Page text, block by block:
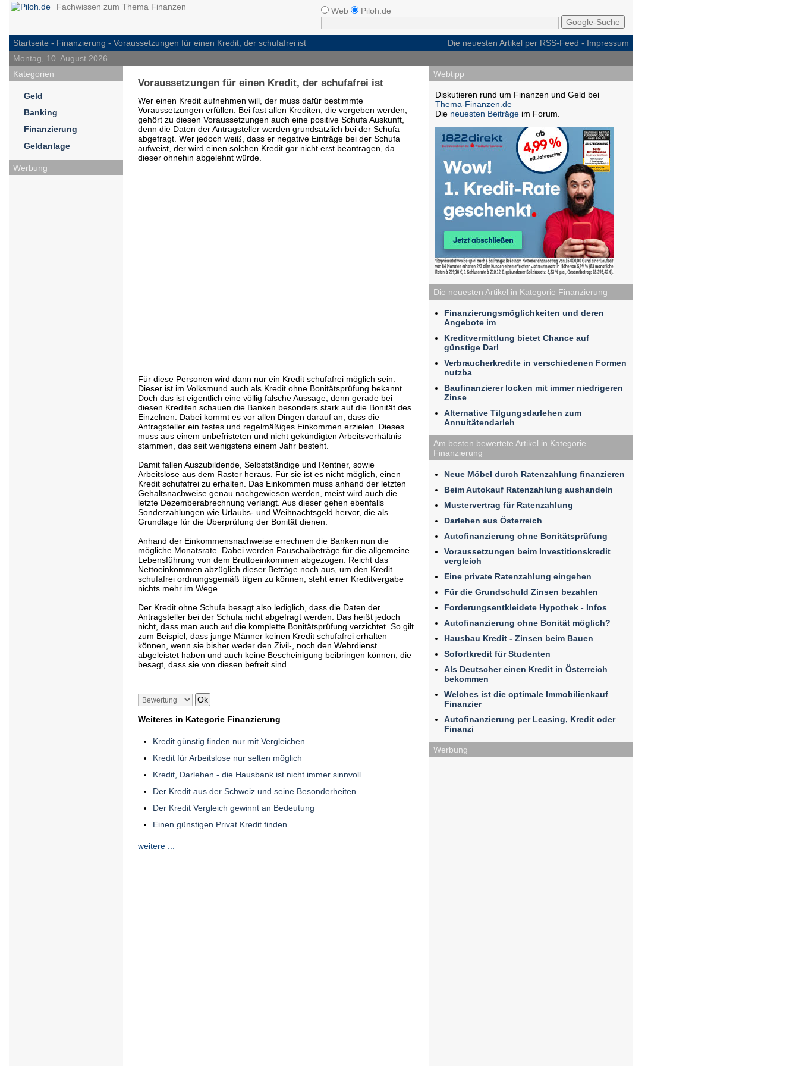
Fachwissen zum Thema Finanzen Web Piloh.de
Startseite - Finanzierung - Voraussetzungen für einen Kredit, der schufafrei ist Die neuesten Artikel per RSS-Feed - Impressum
Montag, 10. August 2026
Kategorien
Geld
Banking
Finanzierung
Geldanlage
Werbung
Voraussetzungen für einen Kredit, der schufafrei ist
Wer einen Kredit aufnehmen will, der muss dafür bestimmte
Voraussetzungen erfüllen. Bei fast allen Krediten, die vergeben werden,
gehört zu diesen Voraussetzungen auch eine positive Schufa Auskunft,
denn die Daten der Antragsteller werden grundsätzlich bei der Schufa
abgefragt. Wer jedoch weiß, dass er negative Einträge bei der Schufa
aufweist, der wird einen solchen Kredit gar nicht erst beantragen, da
dieser ohnehin abgelehnt würde.
Für diese Personen wird dann nur ein Kredit schufafrei möglich sein.
Dieser ist im Volksmund auch als Kredit ohne Bonitätsprüfung bekannt.
Doch das ist eigentlich eine völlig falsche Aussage, denn gerade bei
diesen Krediten schauen die Banken besonders stark auf die Bonität des
Einzelnen. Dabei kommt es vor allen Dingen darauf an, dass die
Antragsteller ein festes und regelmäßiges Einkommen erzielen. Dieses
muss aus einem unbefristeten und nicht gekündigten Arbeitsverhältnis
stammen, das seit wenigstens einem Jahr besteht.
Damit fallen Auszubildende, Selbstständige und Rentner, sowie
Arbeitslose aus dem Raster heraus. Für sie ist es nicht möglich, einen
Kredit schufafrei zu erhalten. Das Einkommen muss anhand der letzten
Gehaltsnachweise genau nachgewiesen werden, meist wird auch die
letzte Dezemberabrechnung verlangt. Aus dieser gehen ebenfalls
Sonderzahlungen wie Urlaubs- und Weihnachtsgeld hervor, die als
Grundlage für die Überprüfung der Bonität dienen.
Anhand der Einkommensnachweise errechnen die Banken nun die
mögliche Monatsrate. Dabei werden Pauschalbeträge für die allgemeine
Lebensführung von dem Bruttoeinkommen abgezogen. Reicht das
Nettoeinkommen abzüglich dieser Beträge noch aus, um den Kredit
schufafrei ordnungsgemäß tilgen zu können, steht einer Kreditvergabe
nichts mehr im Wege.
Der Kredit ohne Schufa besagt also lediglich, dass die Daten der
Antragsteller bei der Schufa nicht abgefragt werden. Das heißt jedoch
nicht, dass man auch auf die komplette Bonitätsprüfung verzichtet. So gilt
zum Beispiel, dass junge Männer keinen Kredit schufafrei erhalten
können, wenn sie bisher weder den Zivil-, noch den Wehrdienst
abgeleistet haben und auch keine Bescheinigung beibringen können, die
besagt, dass sie von diesen befreit sind.
Weiteres in Kategorie Finanzierung
Kredit günstig finden nur mit Vergleichen
Kredit für Arbeitslose nur selten möglich
Kredit, Darlehen - die Hausbank ist nicht immer sinnvoll
Der Kredit aus der Schweiz und seine Besonderheiten
Der Kredit Vergleich gewinnt an Bedeutung
Einen günstigen Privat Kredit finden
weitere ...
Webtipp
Diskutieren rund um Finanzen und Geld bei
Thema-Finanzen.de
Die neuesten Beiträgeim Forum.
Die neuesten Artikel in Kategorie Finanzierung
Finanzierungsmöglichkeiten und deren
Angebote im
Kreditvermittlung bietet Chance auf
günstige Darl
Verbraucherkredite in verschiedenen Formen
nutzba
Baufinanzierer locken mit immer niedrigeren
Zinse
Alternative Tilgungsdarlehen zum
Annuitätendarleh
Am besten bewertete Artikel in Kategorie
Finanzierung
Neue Möbel durch Ratenzahlung finanzieren
Beim Autokauf Ratenzahlung aushandeln
Mustervertrag für Ratenzahlung
Darlehen aus Österreich
Autofinanzierung ohne Bonitätsprüfung
Voraussetzungen beim Investitionskredit
vergleich
Eine private Ratenzahlung eingehen
Für die Grundschuld Zinsen bezahlen
Forderungsentkleidete Hypothek - Infos
Autofinanzierung ohne Bonität möglich?
Hausbau Kredit - Zinsen beim Bauen
Sofortkredit für Studenten
Als Deutscher einen Kredit in Österreich
bekommen
Welches ist die optimale Immobilienkauf
Finanzier
Autofinanzierung per Leasing, Kredit oder
Finanzi
Werbung